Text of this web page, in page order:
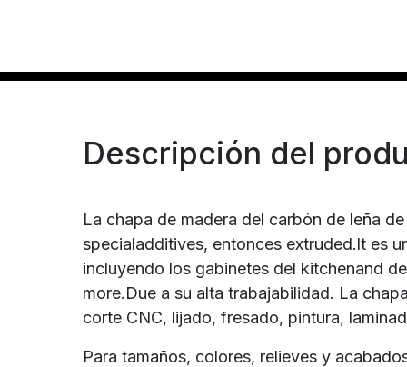
Descripción del
La chapa de madera del carbón de leña
specialadditives, entonces extruded.lt es
incluyendo los gabinetes del kitchenand
more.Due a su alta trabajabilidad. La
corte CNC, lijado, fresado, pintura,
Para tamaños, colores, relieves y